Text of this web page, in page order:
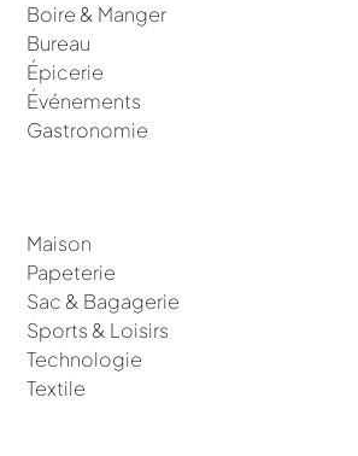
Boire & Manger
Bureau
Épicerie
Événements
Gastronomie
Maison
Papeterie
Sac & Bagagerie
Sports & Loisirs
Technologie
Textile